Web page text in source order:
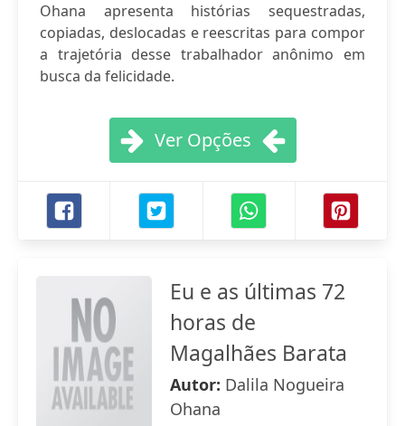
Ohana apresenta histórias sequestradas,
copiadas, deslocadas e reescritas para compor
a trajetória desse trabalhador anônimo em
busca da felicidade.
Ver Opções
Eu e as últimas 72
horas de
Magalhães Barata
Autor: Dalila Nogueira
Ohana